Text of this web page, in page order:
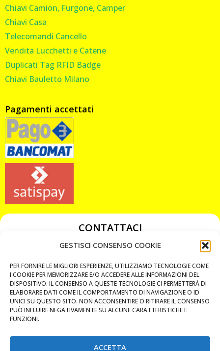
GESTISCI CONSENSO COOKIE
PER FORNIRE LE MIGLIORI ESPERIENZE, UTILIZZIAMO TECNOLOGIE COME
I COOKIE PER MEMORIZZARE E/O ACCEDERE ALLE INFORMAZIONI DEL
DISPOSITIVO. IL CONSENSO A QUESTE TECNOLOGIE CI PERMETTERÀ DI
ELABORARE DATI COME IL COMPORTAMENTO DI NAVIGAZIONE O ID
UNICI SU QUESTO SITO. NON ACCONSENTIRE O RITIRARE IL CONSENSO
PUÒ INFLUIRE NEGATIVAMENTE SU ALCUNE CARATTERISTICHE E
FUNZIONI.
ACCETTA
Chiavi Camion, Furgone, Camper
Chiavi Casa
Telecomandi Cancello
Vendita Lucchetti e Catene
Duplicati Tag RFID Badge
Chiavi Bauletto Milano
Pagamenti accettati
CONTATTACI
349 3863811
chiavicodificate@gmail.com
Privacy Policy
Cookie Policy